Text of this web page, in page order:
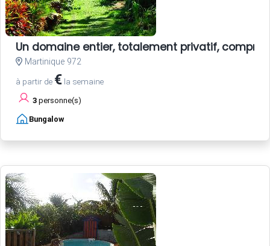
Un domaine entier, totalement privatif,
Martinique 972
à partir de € la semaine
3 personne(s)
Bungalow